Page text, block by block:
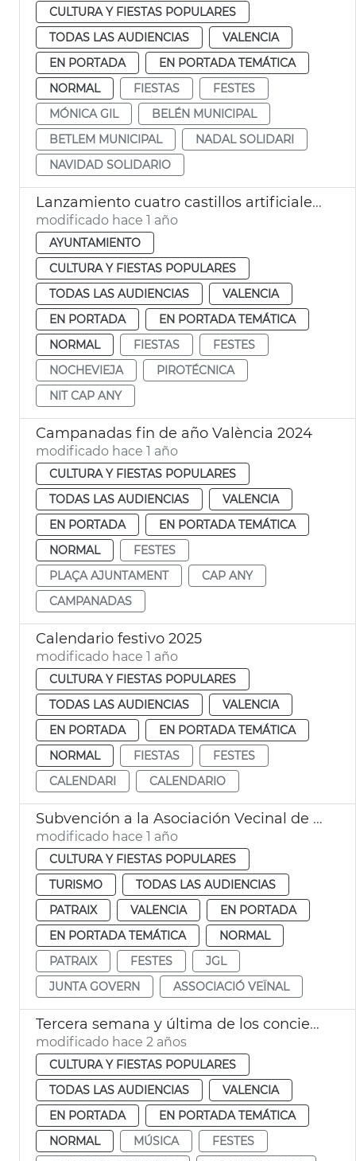
CULTURA Y FIESTAS POPULARES
TODAS LAS AUDIENCIAS
VALENCIA
EN PORTADA
EN PORTADA TEMÁTICA
NORMAL
FIESTAS
FESTES
MÓNICA GIL
BELÉN MUNICIPAL
BETLEM MUNICIPAL
NADAL SOLIDARI
NAVIDAD SOLIDARIO
Lanzamiento cuatro castillos artificiales Nochevieja València 2024
modificado hace 1 año
AYUNTAMIENTO
CULTURA Y FIESTAS POPULARES
TODAS LAS AUDIENCIAS
VALENCIA
EN PORTADA
EN PORTADA TEMÁTICA
NORMAL
FIESTAS
FESTES
NOCHEVIEJA
PIROTÉCNICA
NIT CAP ANY
Campanadas fin de año València 2024
modificado hace 1 año
CULTURA Y FIESTAS POPULARES
TODAS LAS AUDIENCIAS
VALENCIA
EN PORTADA
EN PORTADA TEMÁTICA
NORMAL
FESTES
PLAÇA AJUNTAMENT
CAP ANY
CAMPANADAS
Calendario festivo 2025
modificado hace 1 año
CULTURA Y FIESTAS POPULARES
TODAS LAS AUDIENCIAS
VALENCIA
EN PORTADA
EN PORTADA TEMÁTICA
NORMAL
FIESTAS
FESTES
CALENDARI
CALENDARIO
Subvención a la Asociación Vecinal de Patraix
modificado hace 1 año
CULTURA Y FIESTAS POPULARES
TURISMO
TODAS LAS AUDIENCIAS
PATRAIX
VALENCIA
EN PORTADA
EN PORTADA TEMÁTICA
NORMAL
PATRAIX
FESTES
JGL
JUNTA GOVERN
ASSOCIACIÓ VEÏNAL
Tercera semana y última de los conciertos de Viveros
modificado hace 2 años
CULTURA Y FIESTAS POPULARES
TODAS LAS AUDIENCIAS
VALENCIA
EN PORTADA
EN PORTADA TEMÁTICA
NORMAL
MÚSICA
FESTES